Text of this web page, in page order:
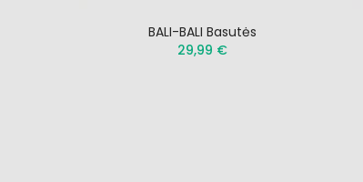
BALI-BALI Basutės
29,99 €